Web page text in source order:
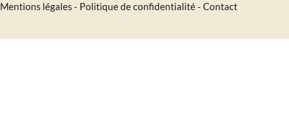
Mentions légales - Politique de confidentialité -Contact